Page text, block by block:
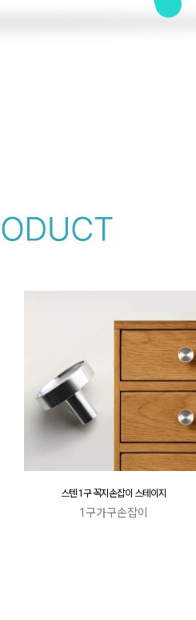
스텐 1구 꼭지손잡이 스테이지
1구가구손잡이